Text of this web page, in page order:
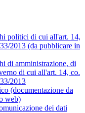
politici di cui all'art. 14,
2013 (da pubblicare in
di amministrazione, di
di cui all'art. 14, co.
2013
(documentazione da
web)
dei dati